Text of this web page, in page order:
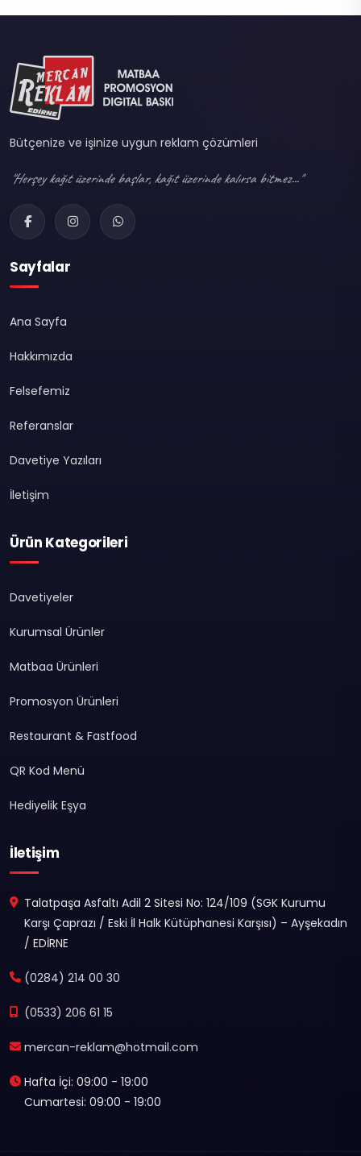
Bütçenize ve işinize uygun reklam çözümleri
"Herşey kağıt üzerinde başlar, kağıt üzerinde kalırsa bitmez..."
Sayfalar
Ana Sayfa
Hakkımızda
Felsefemiz
Referanslar
Davetiye Yazıları
İletişim
Ürün Kategorileri
Davetiyeler
Kurumsal Ürünler
Matbaa Ürünleri
Promosyon Ürünleri
Restaurant & Fastfood
QR Kod Menü
Hediyelik Eşya
İletişim
Talatpaşa Asfaltı Adil 2 Sitesi No: 124/109 (SGK Kurumu
Karşı Çaprazı / Eski İl Halk Kütüphanesi Karşısı) – Ayşekadın
/ EDİRNE
(0284) 214 00 30
(0533) 206 61 15
mercan-reklam@hotmail.com
Hafta İçi: 09:00 - 19:00
Cumartesi: 09:00 - 19:00